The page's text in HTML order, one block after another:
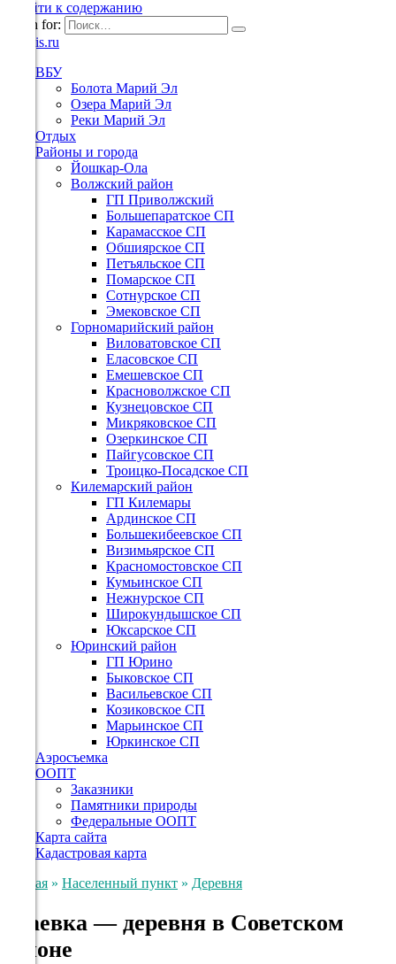
Перейти к содержанию
Search for:
ВБУ
Болота Марий Эл
Озера Марий Эл
Реки Марий Эл
Отдых
Районы и города
Йошкар-Ола
Волжский район
ГП Приволжский
Большепаратское СП
Карамасское СП
Обшиярское СП
Петъяльское СП
Помарское СП
Сотнурское СП
Эмековское СП
Горномарийский район
Виловатовское СП
Еласовское СП
Емешевское СП
Красноволжское СП
Кузнецовское СП
Микряковское СП
Озеркинское СП
Пайгусовское СП
Троицко-Посадское СП
Килемарский район
ГП Килемары
Ардинское СП
Большекибеевское СП
Визимьярское СП
Красномостовское СП
Кумьинское СП
Нежнурское СП
Широкундышское СП
Юксарское СП
Юринский район
ГП Юрино
Быковское СП
Васильевское СП
Козиковское СП
Марьинское СП
Юркинское СП
Аэросъемка
ООПТ
Заказники
Памятники природы
Федеральные ООПТ
Карта сайта
Кадастровая карта
Главная » Населенный пункт » Деревня
Исаевка — деревня в Советском
районе